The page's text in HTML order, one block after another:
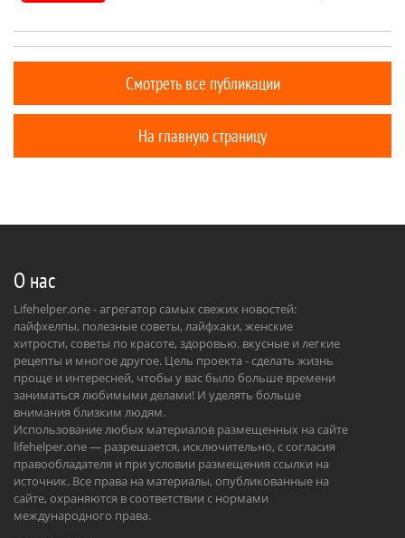
Смотреть все публикации
На главную страницу
О нас
Lifehelper.one - агрегатор самых свежих новостей:
лайфхелпы, полезные советы, лайфхаки, женские
хитрости, советы по красоте, здоровью. вкусные и легкие
рецепты и многое другое. Цель проекта - сделать жизнь
проще и интересней, чтобы у вас было больше времени
заниматься любимыми делами! И уделять больше
внимания близким людям.
Использование любых материалов размещенных на сайте
lifehelper.one — разрешается, исключительно, с согласия
правообладателя и при условии размещения ссылки на
источник. Все права на материалы, опубликованные на
сайте, охраняются в соответствии с нормами
международного права.